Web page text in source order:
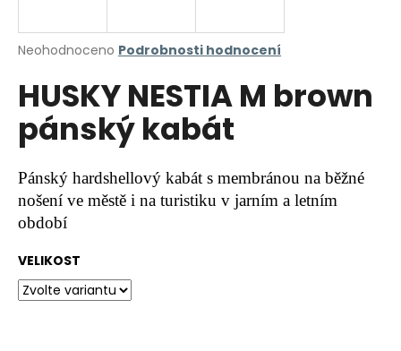
Průměrné
produktu
je
5
hvězdiček.
Neohodnoceno Podrobnosti hodnocení
HUSKY NESTIA M brown
pánský kabát
Pánský hardshellový kabát s membránou na běžné
nošení ve městě i na turistiku v jarním a letním
období
VELIKOST
j
t
?
HLEDAT
D
o